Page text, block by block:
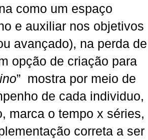
como um espaço
e auxiliar nos objetivos
avançado), na perda de
opção de criação para
” mostra por meio de
de cada individuo,
marca o tempo x séries,
correta a ser